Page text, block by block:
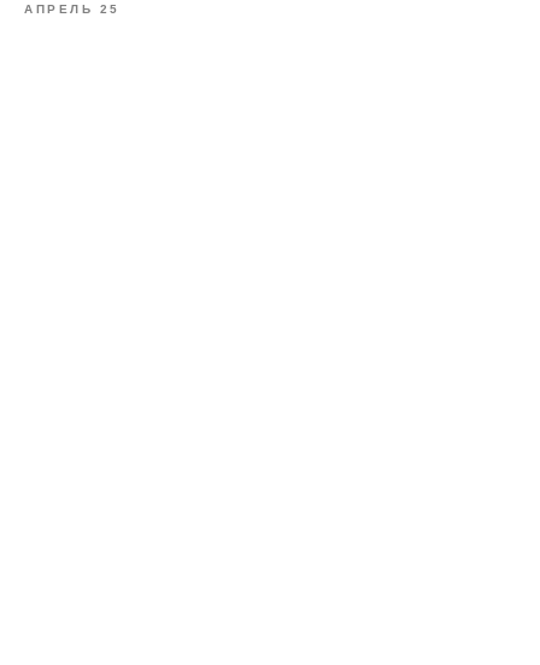
АПРЕЛЬ 25